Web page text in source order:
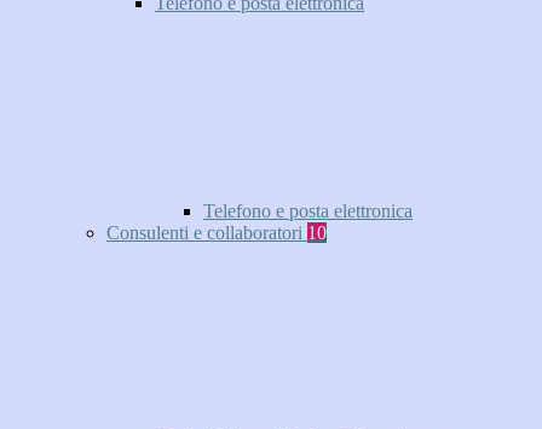
Telefono e posta elettronica
Consulenti e collaboratori 10